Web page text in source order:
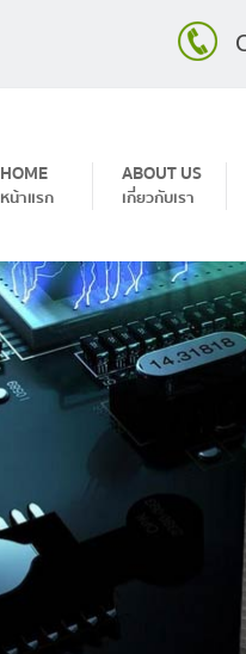
HOME
หน้าแรก
ABOUT US
เกี่ยวกับเรา